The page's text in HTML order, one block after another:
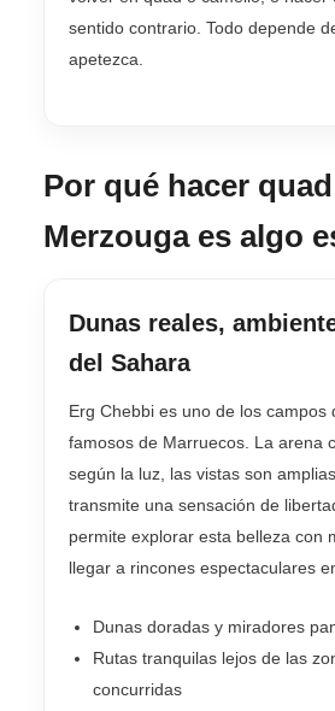
sentido contrario. Todo depende
apetezca.
Por qué hacer
Merzouga es algo
Dunas reales,
del Sahara
Erg Chebbi es uno de los campos
famosos de Marruecos. La arena
según la luz, las vistas son
transmite una sensación de
permite explorar esta belleza con
llegar a rincones espectaculares
Dunas doradas y miradores
Rutas tranquilas lejos de las
concurridas